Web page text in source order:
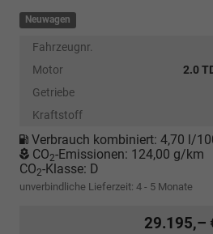
Neuwagen
Fahrzeugnr.
Motor
2.0
Getriebe
Kraftstoff
Verbrauch kombiniert: 4,70 l/
CO2-Emissionen: 124,00 g/km
CO2-Klasse: D
unverbindliche Lieferzeit: 4 - 5 Monate
29.195,–